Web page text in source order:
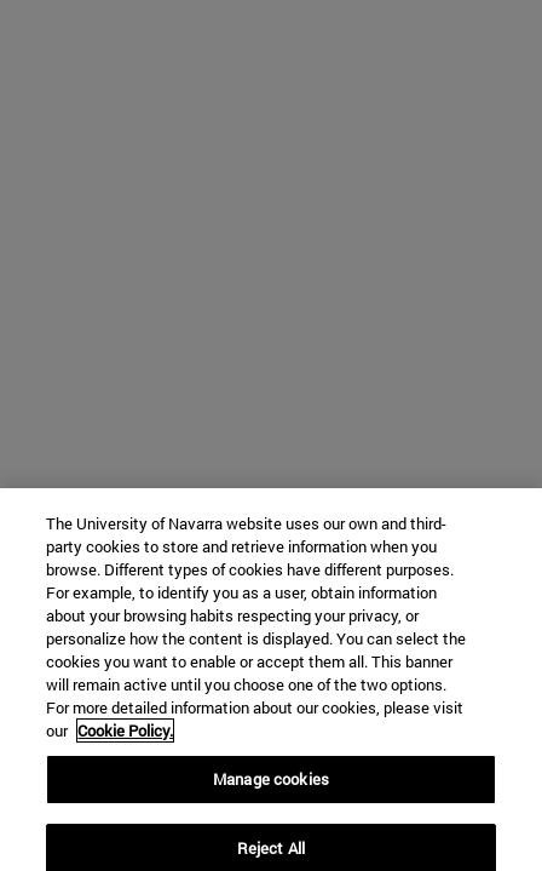
The University of Navarra website uses our own and third-
party cookies to store and retrieve information when you
browse. Different types of cookies have different purposes.
For example, to identify you as a user, obtain information
about your browsing habits respecting your privacy, or
personalize how the content is displayed. You can select the
cookies you want to enable or accept them all. This banner
will remain active until you choose one of the two options.
For more detailed information about our cookies, please visit
our Cookie Policy.
Manage cookies
Reject All